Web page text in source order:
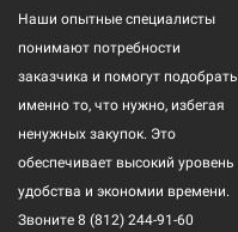
Наши опытные специалисты
понимают потребности
заказчика и помогут подобрать
именно то, что нужно, избегая
ненужных закупок. Это
обеспечивает высокий уровень
удобства и экономии времени.
Звоните 8 (812) 244-91-60